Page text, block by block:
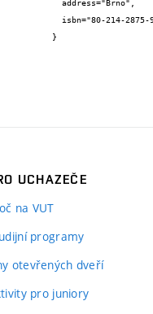
}
UCHAZEČE
na VUT
programy
otevřených dveří
pro juniory